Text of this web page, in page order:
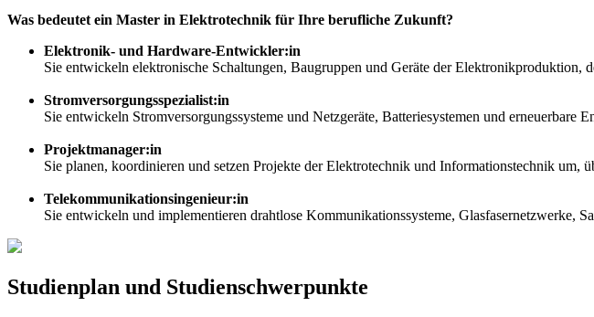
Was bedeutet ein Master in Elektrotechnik für Ihre berufliche Zukunft?
Elektronik- und Hardware-Entwickler:in
Sie entwickeln elektronische Schaltungen, Baugruppen und Geräte der
Stromversorgungsspezialist:in
Sie entwickeln Stromversorgungssysteme und Netzgeräte, Batteriesystemen und erneuerbare
Projektmanager:in
Sie planen, koordinieren und setzen Projekte der Elektrotechnik und Informationstechnik
Telekommunikationsingenieur:in
Sie entwickeln und implementieren drahtlose Kommunikationssysteme, Glasfasernetzwerke,
Studienplan und Studienschwerpunkte